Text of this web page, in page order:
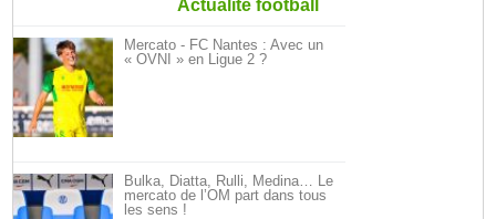
Actualité football
Mercato - FC Nantes : Avec un
« OVNI » en Ligue 2 ?
Bulka, Diatta, Rulli, Medina… Le
mercato de l’OM part dans tous
les sens !